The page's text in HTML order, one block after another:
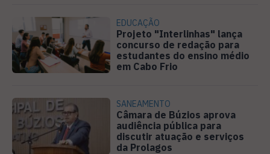
EDUCAÇÃO
Projeto "Interlinhas" lança
concurso de redação para
estudantes do ensino médio
em Cabo Frio
SANEAMENTO
Câmara de Búzios aprova
audiência pública para
discutir atuação e serviços
da Prolagos